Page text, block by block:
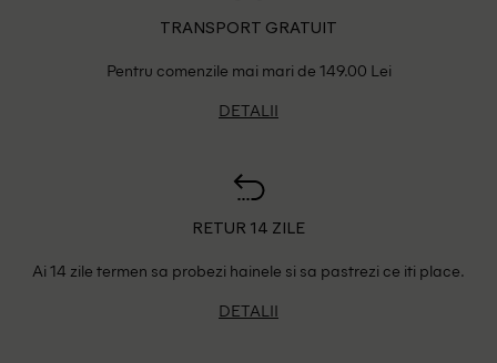
TRANSPORT GRATUIT
Pentru comenzile mai mari de 149.00 Lei
DETALII
RETUR 14 ZILE
Ai 14 zile termen sa probezi hainele si sa pastrezi ce iti place.
DETALII